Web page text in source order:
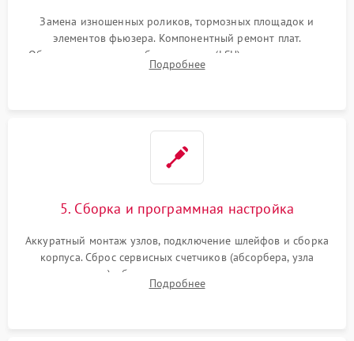
Замена изношенных роликов, тормозных площадок и
элементов фьюзера. Компонентный ремонт плат.
Обязательная очистка блока лазера (LSU), зеркал и тракта
печати от просыпанного тонера и бумажной пыли.
Подробнее
5. Сборка и программная настройка
Аккуратный монтаж узлов, подключение шлейфов и сборка
корпуса. Сброс сервисных счетчиков (абсорбера, узла
закрепления), обновление прошивки и программная
калибровка цветопередачи и позиционирования сканера.
Подробнее